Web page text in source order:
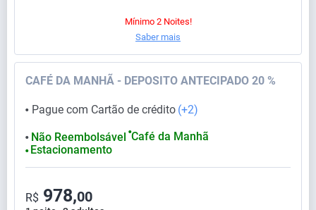
Mínimo 2 Noites!
Saber mais
CAFÉ DA MANHÃ - DEPOSITO ANTECIPADO 20 %
⬤ Pague com Cartão de crédito (+2)
⬤ Não Reembolsável ⬤Café da Manhã
⬤ Estacionamento
R$ 978,00